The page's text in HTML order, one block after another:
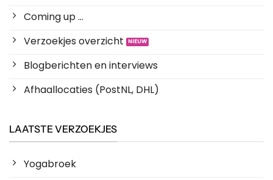
Coming up ...
Verzoekjes overzicht
Blogberichten en interviews
Afhaallocaties (PostNL, DHL)
LAATSTE VERZOEKJES
Yogabroek